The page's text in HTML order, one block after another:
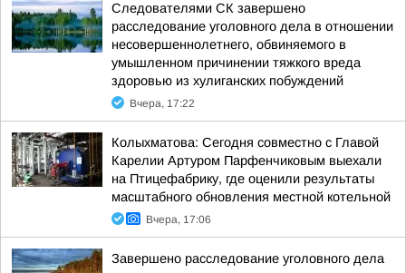
Следователями СК завершено
расследование уголовного дела в отношении
несовершеннолетнего, обвиняемого в
умышленном причинении тяжкого вреда
здоровью из хулиганских побуждений
Вчера, 17:22
Колыхматова: Сегодня совместно с Главой
Карелии Артуром Парфенчиковым выехали
на Птицефабрику, где оценили результаты
масштабного обновления местной котельной
Вчера, 17:06
Завершено расследование уголовного дела